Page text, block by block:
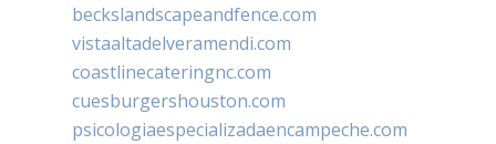
beckslandscapeandfence.com
vistaaltadelveramendi.com
coastlinecateringnc.com
cuesburgershouston.com
psicologiaespecializadaencampeche.com